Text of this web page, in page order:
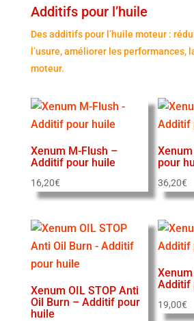
Additifs pour l’huile
Des additifs pour l’huile moteur :
l’usure, améliorer les performances,
moteur.
Xenum M-Flush –
Additif pour huile
16,20€
pour
36,20€
Xenum OIL STOP Anti
Oil Burn – Additif pour
huile
Additif
19,00€